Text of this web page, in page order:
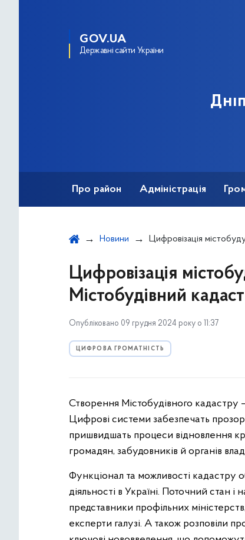
GOV.UA
Державні сайти України
Про район Адміністрація
Новини Цифровізація містобудування: в
Цифровізація
Містобудівний
Опубліковано 09 грудня 2024 року о 11:37
ЦИФРОВА ГРОМАТНІСТЬ
Створення Містобудівного кадастру
Цифрові системи забезпечать
пришвидшать процеси відновлення
громадян, забудовників й органів
Функціонал та можливості кадастру
діяльності в Україні. Поточний стан
представники профільних
експерти галузі. А також розповіли